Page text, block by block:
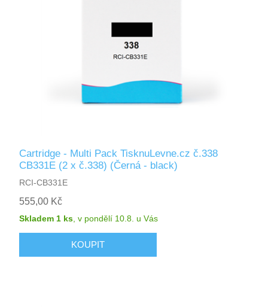
Cartridge - Multi Pack TisknuLevne.cz č.338
CB331E (2 x č.338) (Černá - black)
RCI-CB331E
555,00 Kč
Skladem 1 ks ,v pondělí 10.8. u Vás